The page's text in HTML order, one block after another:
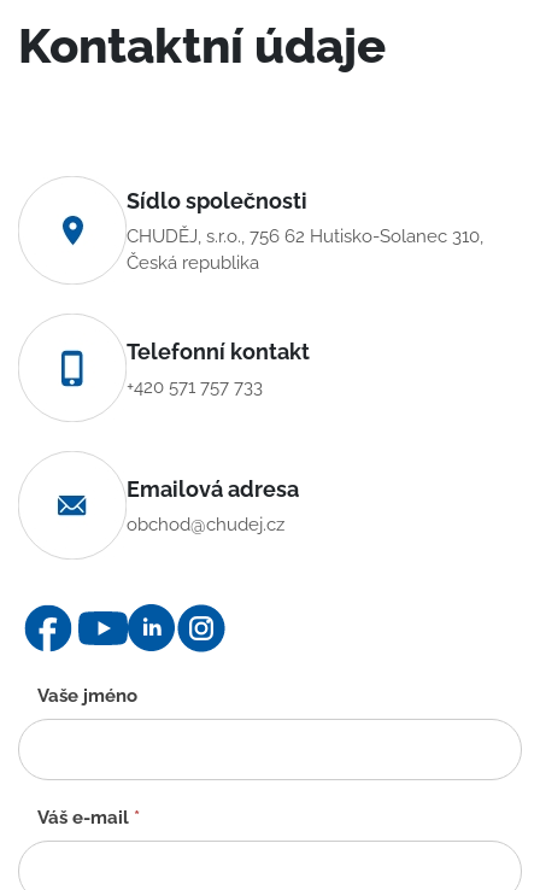
Kontaktní údaje
Sídlo společnosti
CHUDĚJ, s.r.o., 756 62 Hutisko-Solanec 310,
Česká republika
Telefonní kontakt
+420 571 757 733
Emailová adresa
obchod@chudej.cz
Kontaktní
formulář
-
CZ
Vaše jméno
Váš e-mail *